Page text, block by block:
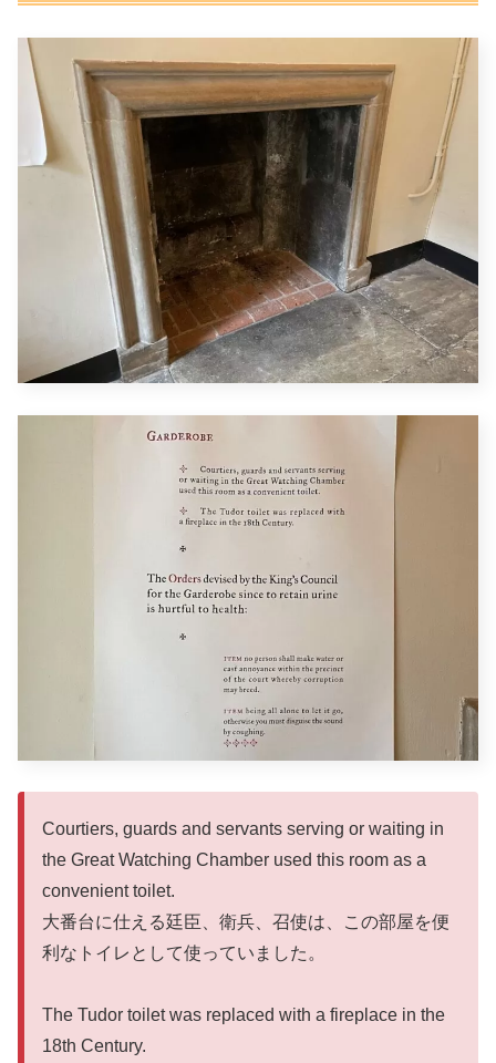
Courtiers, guards and servants serving or waiting in
the Great Watching Chamber used this room as a
convenient toilet.
大番台に仕える廷臣、衛兵、召使は、この部屋を便
利なトイレとして使っていました。
The Tudor toilet was replaced with a fireplace in the
18th Century.